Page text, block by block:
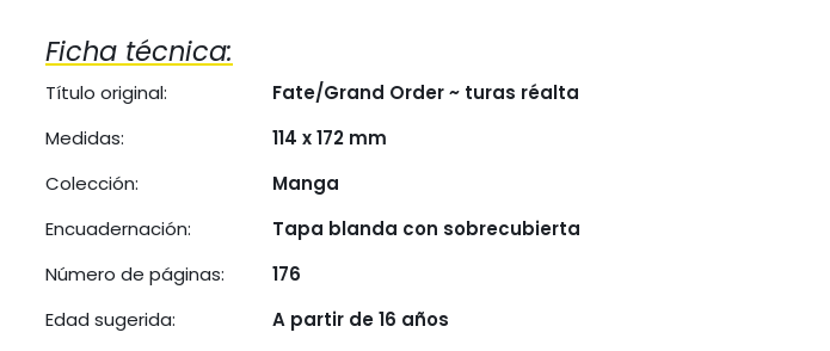
Ficha técnica:
Título original:
Fate/Grand Order ~ turas réalta
Medidas:
114 x 172 mm
Colección:
Manga
Encuadernación:
Tapa blanda con sobrecubierta
Número de páginas:
176
Edad sugerida:
A partir de 16 años